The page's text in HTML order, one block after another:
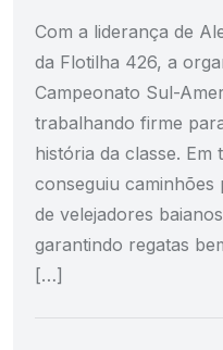
Com a liderança de
da Flotilha 426, a
Campeonato Sul-
trabalhando firme
história da classe.
conseguiu
de velejadores
garantindo regatas
[…]